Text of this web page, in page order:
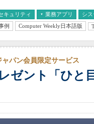
キュリティ 業務アプリ シ
経営とIT 医療IT
例 Computer Weekly日本語版
ゼント「ひと
ャパン会員限定サービス